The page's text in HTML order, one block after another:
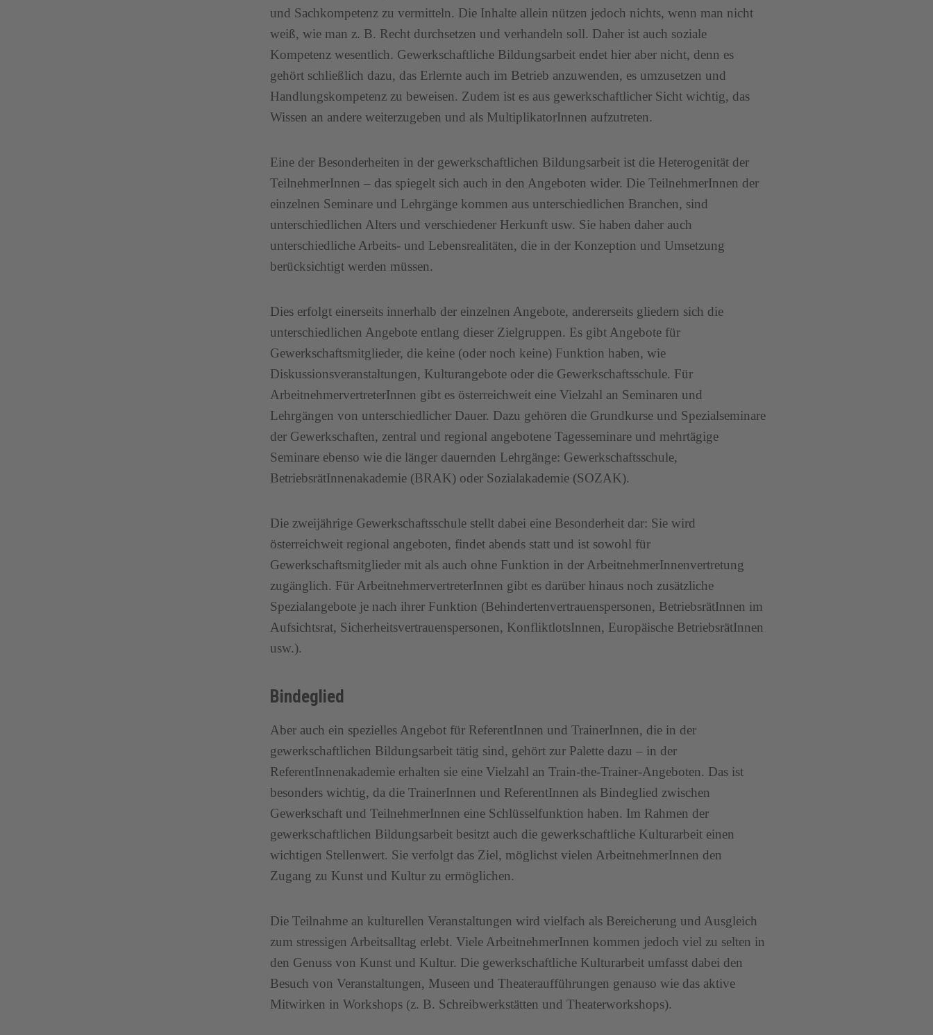
und Sachkompetenz zu vermitteln. Die Inhalte allein nützen jedoch nichts, wenn man nicht
weiß, wie man z. B. Recht durchsetzen und verhandeln soll. Daher ist auch soziale
Kompetenz wesentlich. Gewerkschaftliche Bildungsarbeit endet hier aber nicht, denn es
gehört schließlich dazu, das Erlernte auch im Betrieb anzuwenden, es umzusetzen und
Handlungskompetenz zu beweisen. Zudem ist es aus gewerkschaftlicher Sicht wichtig, das
Wissen an andere weiterzugeben und als MultiplikatorInnen aufzutreten.
Eine der Besonderheiten in der gewerkschaftlichen Bildungsarbeit ist die Heterogenität der
TeilnehmerInnen – das spiegelt sich auch in den Angeboten wider. Die TeilnehmerInnen der
einzelnen Seminare und Lehrgänge kommen aus unterschiedlichen Branchen, sind
unterschiedlichen Alters und verschiedener Herkunft usw. Sie haben daher auch
unterschiedliche Arbeits- und Lebensrealitäten, die in der Konzeption und Umsetzung
berücksichtigt werden müssen.
Dies erfolgt einerseits innerhalb der einzelnen Angebote, andererseits gliedern sich die
unterschiedlichen Angebote entlang dieser Zielgruppen. Es gibt Angebote für
Gewerkschaftsmitglieder, die keine (oder noch keine) Funktion haben, wie
Diskussionsveranstaltungen, Kulturangebote oder die Gewerkschaftsschule. Für
ArbeitnehmervertreterInnen gibt es österreichweit eine Vielzahl an Seminaren und
Lehrgängen von unterschiedlicher Dauer. Dazu gehören die Grundkurse und Spezialseminare
der Gewerkschaften, zentral und regional angebotene Tagesseminare und mehrtägige
Seminare ebenso wie die länger dauernden Lehrgänge: Gewerkschaftsschule,
BetriebsrätInnenakademie (BRAK) oder Sozialakademie (SOZAK).
Die zweijährige Gewerkschaftsschule stellt dabei eine Besonderheit dar: Sie wird
österreichweit regional angeboten, findet abends statt und ist sowohl für
Gewerkschaftsmitglieder mit als auch ohne Funktion in der ArbeitnehmerInnenvertretung
zugänglich. Für ArbeitnehmervertreterInnen gibt es darüber hinaus noch zusätzliche
Spezialangebote je nach ihrer Funktion (Behindertenvertrauenspersonen, BetriebsrätInnen im
Aufsichtsrat, Sicherheitsvertrauenspersonen, KonfliktlotsInnen, Europäische BetriebsrätInnen
usw.).
Bindeglied
Aber auch ein spezielles Angebot für ReferentInnen und TrainerInnen, die in der
gewerkschaftlichen Bildungsarbeit tätig sind, gehört zur Palette dazu – in der
ReferentInnenakademie erhalten sie eine Vielzahl an Train-the-Trainer-Angeboten. Das ist
besonders wichtig, da die TrainerInnen und ReferentInnen als Bindeglied zwischen
Gewerkschaft und TeilnehmerInnen eine Schlüsselfunktion haben. Im Rahmen der
gewerkschaftlichen Bildungsarbeit besitzt auch die gewerkschaftliche Kulturarbeit einen
wichtigen Stellenwert. Sie verfolgt das Ziel, möglichst vielen ArbeitnehmerInnen den
Zugang zu Kunst und Kultur zu ermöglichen.
Die Teilnahme an kulturellen Veranstaltungen wird vielfach als Bereicherung und Ausgleich
zum stressigen Arbeitsalltag erlebt. Viele ArbeitnehmerInnen kommen jedoch viel zu selten in
den Genuss von Kunst und Kultur. Die gewerkschaftliche Kulturarbeit umfasst dabei den
Besuch von Veranstaltungen, Museen und Theateraufführungen genauso wie das aktive
Mitwirken in Workshops (z. B. Schreibwerkstätten und Theaterworkshops).